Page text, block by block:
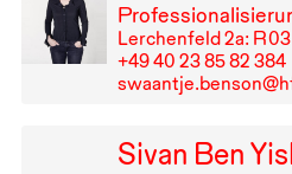
Lerchenfeld 2a: R⁠ ⁠03
+49⁠ ⁠40⁠ ⁠23⁠ ⁠85⁠ ⁠82⁠ ⁠384
Sivan Ben